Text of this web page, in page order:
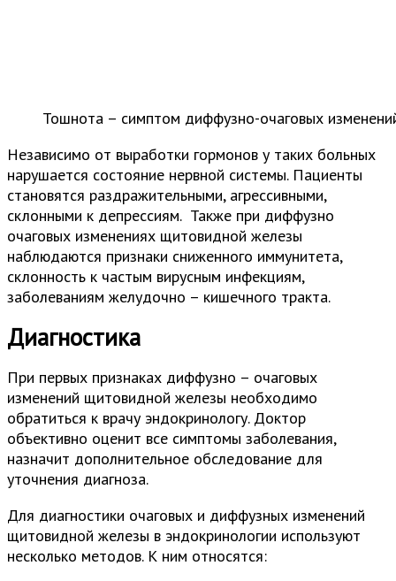
Тошнота – симптом диффузно-очаговых
Независимо от выработки гормонов у таких больных
нарушается состояние нервной системы. Пациенты
становятся раздражительными, агрессивными,
склонными к депрессиям. Также при диффузно
очаговых изменениях щитовидной железы
наблюдаются признаки сниженного иммунитета,
склонность к частым вирусным инфекциям,
заболеваниям желудочно – кишечного тракта.
Диагностика
При первых признаках диффузно – очаговых
изменений щитовидной железы необходимо
обратиться к врачу эндокринологу. Доктор
объективно оценит все симптомы заболевания,
назначит дополнительное обследование для
уточнения диагноза.
Для диагностики очаговых и диффузных изменений
щитовидной железы в эндокринологии используют
несколько методов. К ним относятся: